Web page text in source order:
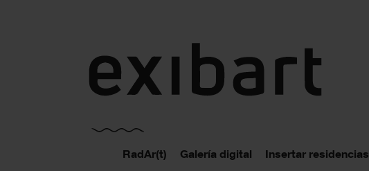
RadAr(t) Galería digital Insertar residencias